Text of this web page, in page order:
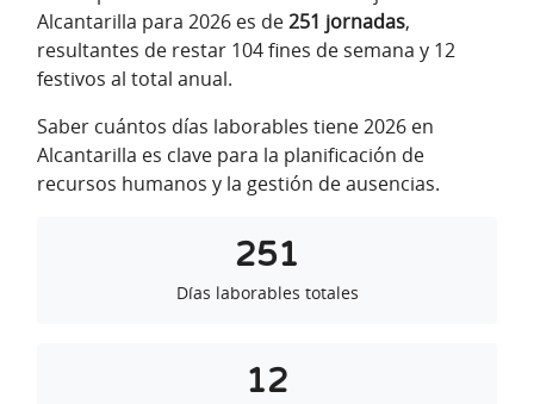
Alcantarilla para 2026 es de251 jornadas,
resultantes de restar 104 fines de semana y 12
festivos al total anual.
Saber cuántos días laborables tiene 2026 en
Alcantarilla es clave para la planificación de
recursos humanos y la gestión de ausencias.
251
Días laborables totales
12